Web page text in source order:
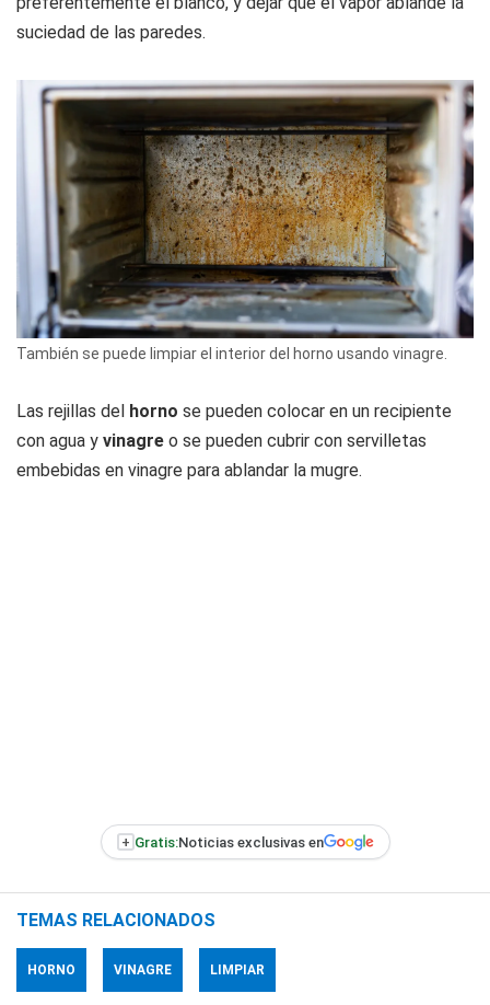
suciedad de las paredes.
También se puede limpiar el interior del horno usando vinagre.
Las rejillas del horno se pueden colocar en un recipiente
con agua y vinagre o se pueden cubrir con servilletas
embebidas en vinagre para ablandar la mugre.
+ Gratis:Noticias exclusivas en
TEMAS RELACIONADOS
HORNO VINAGRE LIMPIAR